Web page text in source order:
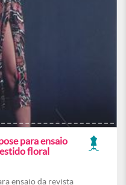
para ensaio
floral
ensaio da revista